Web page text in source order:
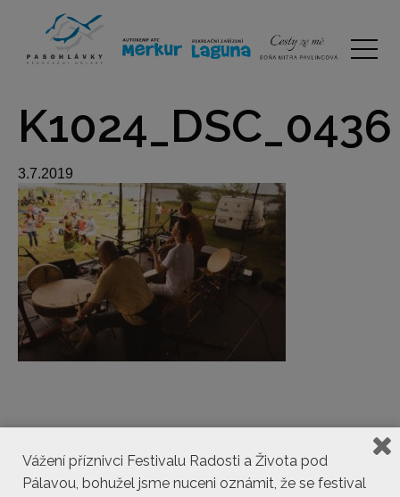
K1024_DSC_0436
3.7.2019
Vážení příznivci Festivalu Radosti a Života pod
Pálavou, bohužel jsme nuceni oznámit, že se festival